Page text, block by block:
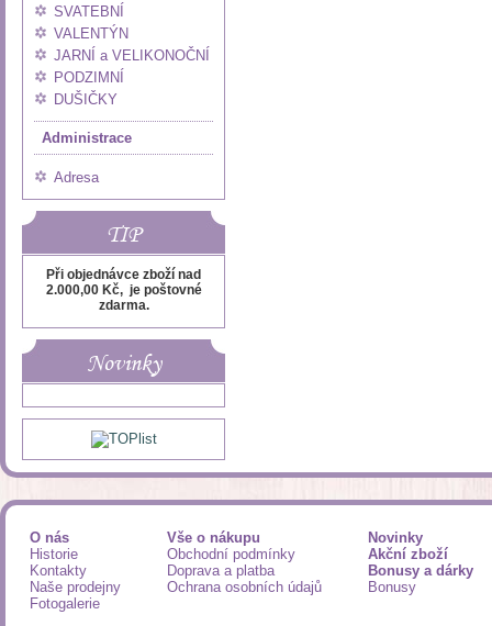
SVATEBNÍ
VALENTÝN
JARNÍ a VELIKONOČNÍ
PODZIMNÍ
DUŠIČKY
Administrace
Adresa
TIP
Při objednávce zboží nad
2.000,00 Kč, je poštovné
zdarma.
Novinky
O nás
Historie
Kontakty
Naše prodejny
Fotogalerie
Vše o nákupu
Obchodní podmínky
Doprava a platba
Ochrana osobních údajů
Novinky
Akční zboží
Bonusy a dárky
Bonusy